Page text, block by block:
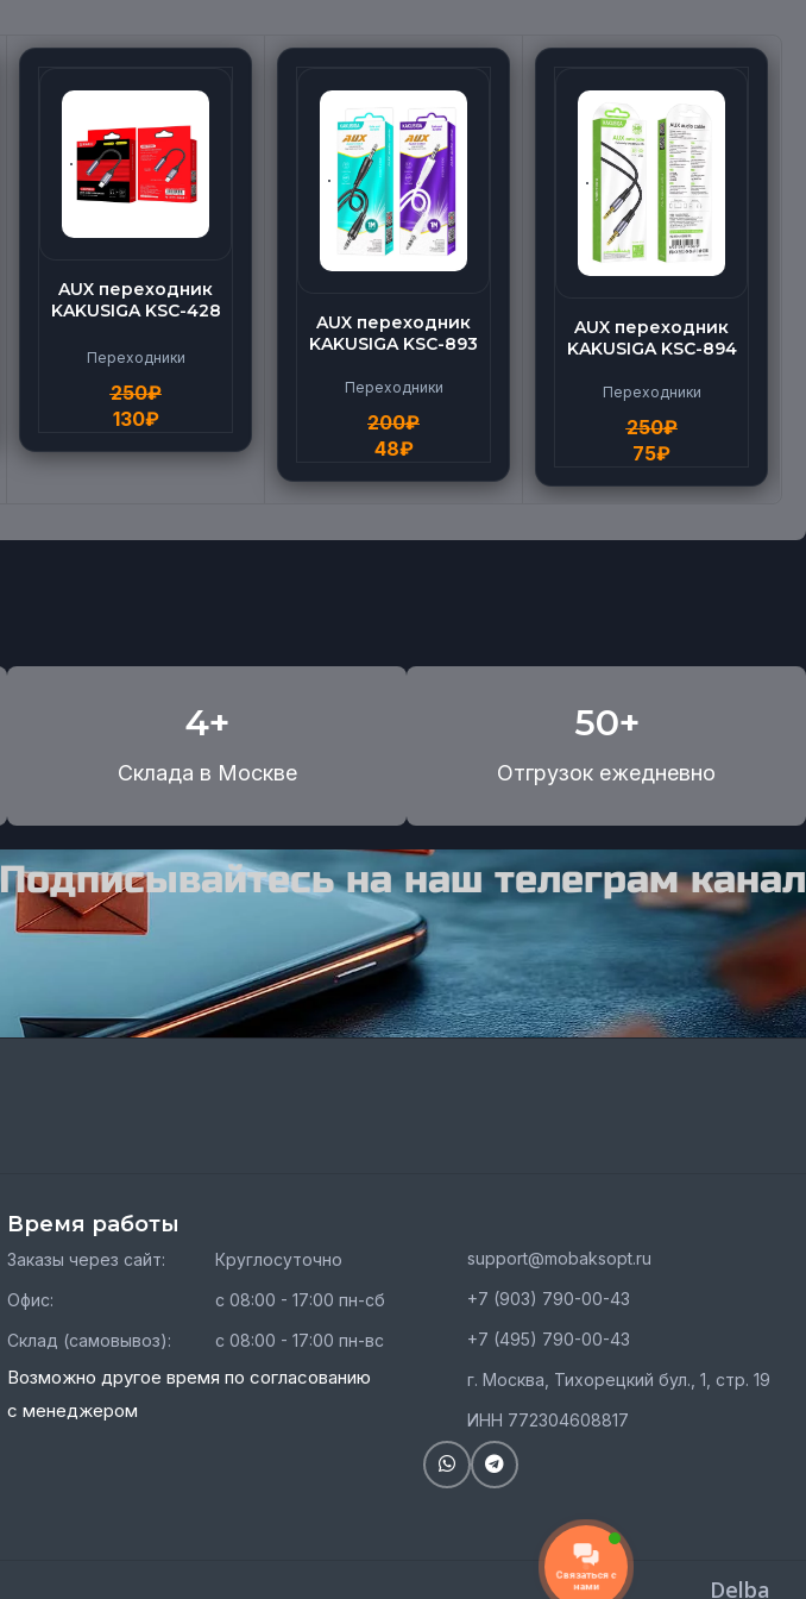
AUX переходник
KAKUSIGA KSC-428
Переходники
250₽
130₽
AUX переходник
KAKUSIGA KSC-893
Переходники
200₽
48₽
AUX переходник
KAKUSIGA KSC-894
Переходники
250₽
75₽
4+
Склада в Москве
50+
Отгрузок ежедневно
Подписывайтесь на наш телеграм канал
Время работы
Заказы через сайт:
Офис:
Склад (самовывоз):
Круглосуточно
с 08:00 - 17:00 пн-сб
с 08:00 - 17:00 пн-вс
Возможно другое время по согласованию
с менеджером
support@mobaksopt.ru
+7 (903) 790-00-43
+7 (495) 790-00-43
г. Москва, Тихорецкий бул., 1, стр. 19
ИНН 772304608817
Delba
Связаться с
нами